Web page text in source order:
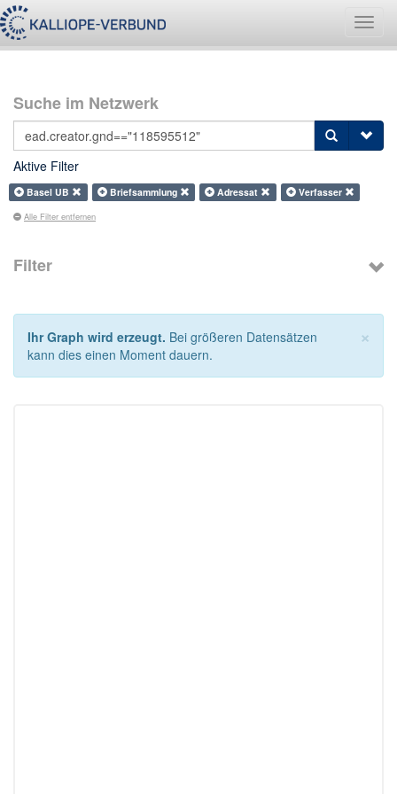
Suche im Netzwerk
Aktive Filter
Basel UB Briefsammlung Adressat Verfasser
Alle Filter entfernen
Filter
×
Ihr Graph wird erzeugt. Bei größeren Datensätzen
kann dies einen Moment dauern.